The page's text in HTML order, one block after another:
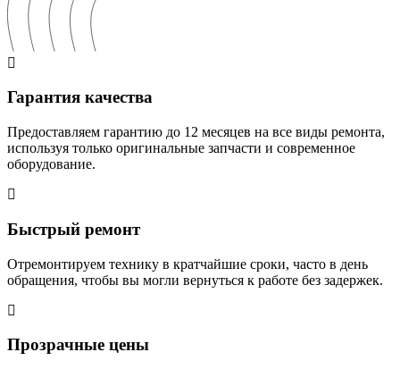
Гарантия качества
Предоставляем гарантию до 12 месяцев на все виды ремонта,
используя только оригинальные запчасти и современное
оборудование.
Быстрый ремонт
Отремонтируем технику в кратчайшие сроки, часто в день
обращения, чтобы вы могли вернуться к работе без задержек.
Прозрачные цены